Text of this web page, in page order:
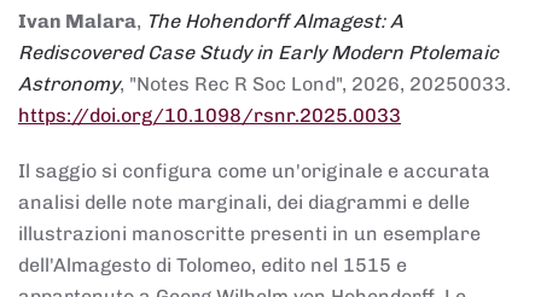
Ivan Malara, The Hohendorff Almagest: A
Rediscovered Case Study in Early Modern Ptolemaic
Astronomy, "Notes Rec R Soc Lond", 2026, 20250033.
https://doi.org/10.1098/rsnr.2025.0033
Il saggio si configura come un'originale e accurata
analisi delle note marginali, dei diagrammi e delle
illustrazioni manoscritte presenti in un esemplare
dell'Almagesto di Tolomeo, edito nel 1515 e